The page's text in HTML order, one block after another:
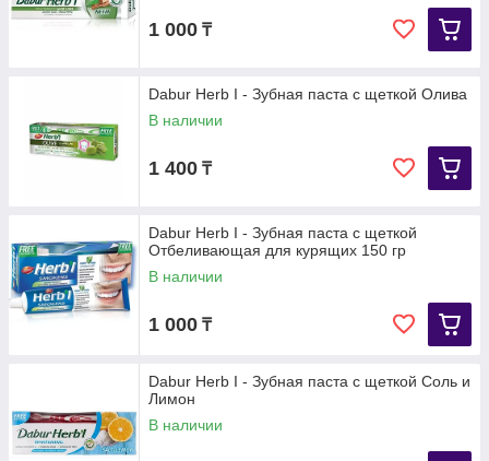
1 000 ₸
Dabur Herb I - Зубная паста с щеткой Олива
В наличии
1 400 ₸
Dabur Herb I - Зубная паста с щеткой
Отбеливающая для курящих 150 гр
В наличии
1 000 ₸
Dabur Herb I - Зубная паста с щеткой Соль и
Лимон
В наличии